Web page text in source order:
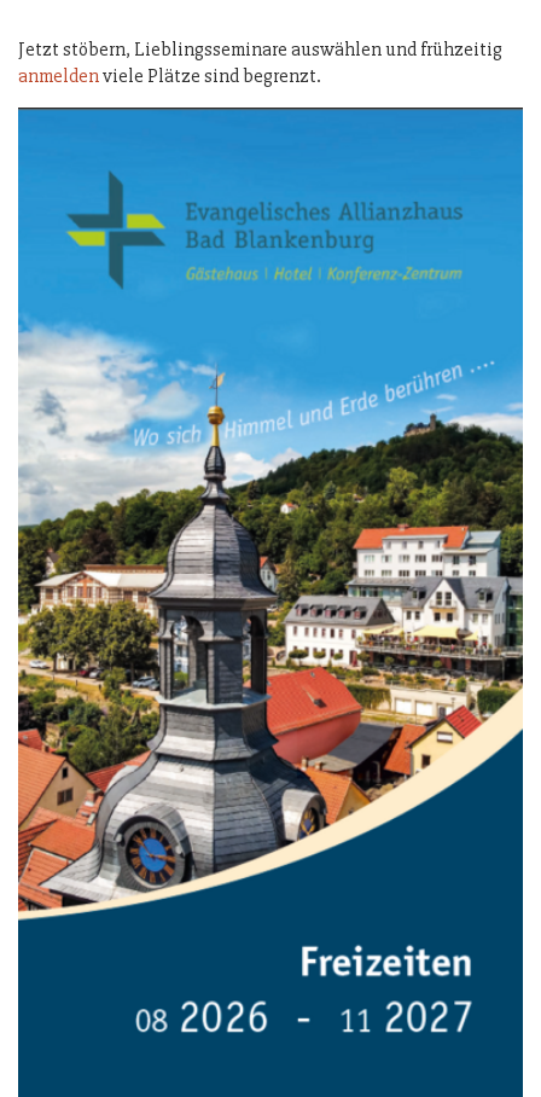
Jetzt stöbern, Lieblingsseminare auswählen und frühzeitig
anmeldenviele Plätze sind begrenzt.